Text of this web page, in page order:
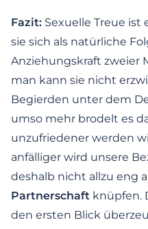
Fazit: Sexuelle Treue ist
sie sich als natürliche
Anziehungskraft zweier
man kann sie nicht
Begierden unter dem
umso mehr brodelt es
unzufriedener werden
anfälliger wird unsere
deshalb nicht allzu eng
Partnerschaft knüpfen.
den ersten Blick